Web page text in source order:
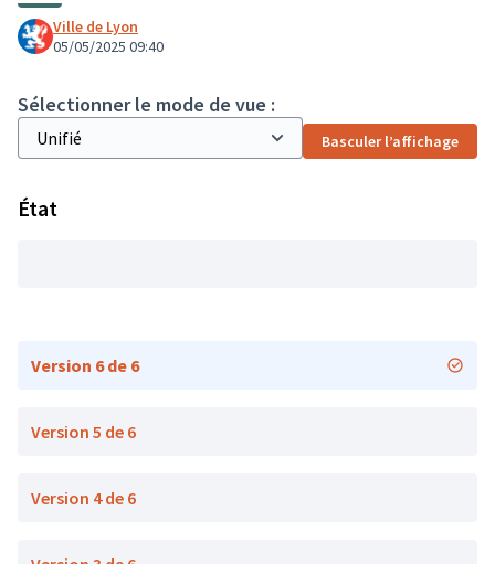
Ville de Lyon
05/05/2025 09:40
Sélectionner le mode de vue :
Basculer l’affichage
État
Version 6 de 6
Version 5 de 6
Version 4 de 6